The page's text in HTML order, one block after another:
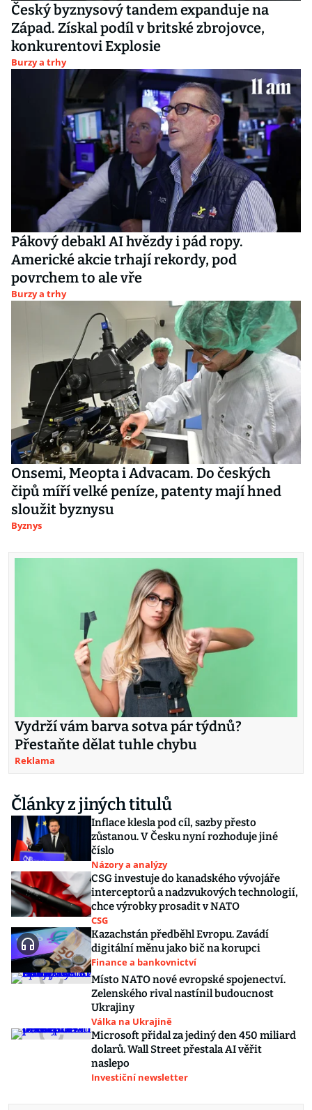
Český byznysový tandem expanduje na
Západ. Získal podíl v britské zbrojovce,
konkurentovi Explosie
Burzy a trhy
Pákový debakl AI hvězdy i pád ropy.
Americké akcie trhají rekordy, pod
povrchem to ale vře
Burzy a trhy
Onsemi, Meopta i Advacam. Do českých
čipů míří velké peníze, patenty mají hned
sloužit byznysu
Byznys
Vydrží vám barva sotva pár týdnů?
Přestaňte dělat tuhle chybu
Reklama
Články z jiných titulů
Inflace klesla pod cíl, sazby přesto
zůstanou. V Česku nyní rozhoduje jiné
číslo
Názory a analýzy
CSG investuje do kanadského vývojáře
interceptorů a nadzvukových technologií,
chce výrobky prosadit v NATO
CSG
Kazachstán předběhl Evropu. Zavádí
digitální měnu jako bič na korupci
Finance a bankovnictví
Místo NATO nové evropské spojenectví.
Zelenského rival nastínil budoucnost
Ukrajiny
Válka na Ukrajině
Microsoft přidal za jediný den 450 miliard
dolarů. Wall Street přestala AI věřit
naslepo
Investiční newsletter